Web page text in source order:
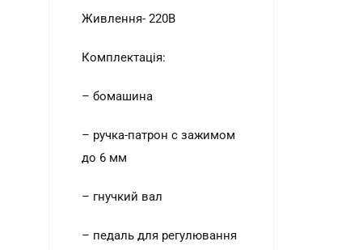
Живлення- 220В
Комплектація:
– бомашина
– ручка-патрон с зажимом
до 6 мм
– гнучкий вал
– педаль для регулювання